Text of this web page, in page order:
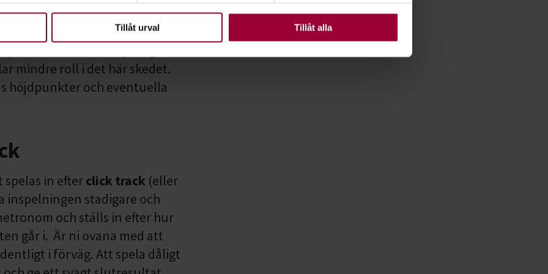
som möjligt använder vi kakor (cookies) på vår webbplats. Vissa kakor är
Tillåt urval Tillåt alla
där ni testar
tillsammans. Spela gärna
mindre roll i det här skedet.
höjdpunkter och eventuella
spelas in efterclick track (eller
inspelningen stadigare och
och ställs in efter hur
går i. Är ni ovana med att
i förväg. Att spela dåligt